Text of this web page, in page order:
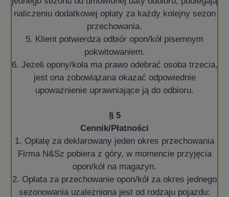
naliczeniu dodatkowej opłaty za każdy kolejny sezon
przechowania.
5. Klient potwierdza odbiór opon/kół pisemnym
pokwitowaniem.
6. Jeżeli opony/koła ma prawo odebrać osoba trzecia,
jest ona zobowiązana okazać odpowiednie
upoważnienie uprawniające ją do odbioru.
§ 5
Cennik/Płatności
1. Opłatę za deklarowany jeden okres przechowania
Firma N&Sz pobiera z góry, w momencie przyjęcia
opon/kół na magazyn.
2. Opłata za przechowanie opon/kół za okres jednego
sezonowania uzależniona jest od rodzaju pojazdu: